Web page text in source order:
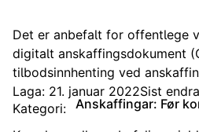
Det er anbefalt for offentlege
digitalt anskaffingsdokument
tilbodsinnhenting ved
Laga: 21. januar 2022Sist
Kategori: Anskaffingar: Før